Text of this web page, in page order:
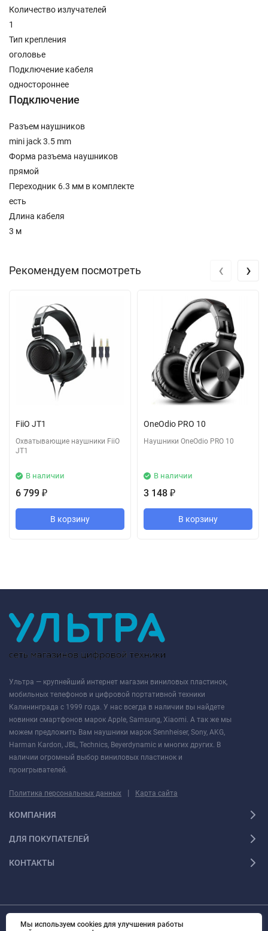
Количество излучателей
1
Тип крепления
оголовье
Подключение кабеля
одностороннее
Подключение
Разъем наушников
mini jack 3.5 mm
Форма разъема наушников
прямой
Переходник 6.3 мм в комплекте
есть
Длина кабеля
3 м
Рекомендуем посмотреть
FiiO JT1
Охватывающие наушники FiiO
JT1
В наличии
6 799 ₽
В корзину
OneOdio PRO 10
Наушники OneOdio PRO 10
В наличии
3 148 ₽
В корзину
‹ ›
Ультра — крупнейший интернет магазин виниловых пластинок,
мобильных телефонов и цифровой портативной техники
Калининграда с 1999 года. У нас всегда в наличии вы найдете
новинки смартфонов марок Apple, Samsung, Xiaomi. А так же мы
можем предложить Вам наушники марок Sennheiser, Sony, AKG,
Harman Kardon, JBL, Technics, Beyerdynamic и многих других. В
наличии огромный выбор виниловых пластинок и
проигрывателей.
Политика персональных данных | Карта сайта
КОМПАНИЯ
ДЛЯ ПОКУПАТЕЛЕЙ
КОНТАКТЫ
© 2010 - 2026 Ультра Все права защищены Ультра - Калининградский
Мы используем cookies для улучшения работы